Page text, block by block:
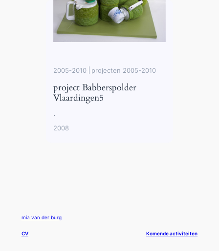
2005-2010 projecten 2005-2010
project Babberspolder
Vlaardingen5
.
2008
mia van der burg
CV Komende activiteiten